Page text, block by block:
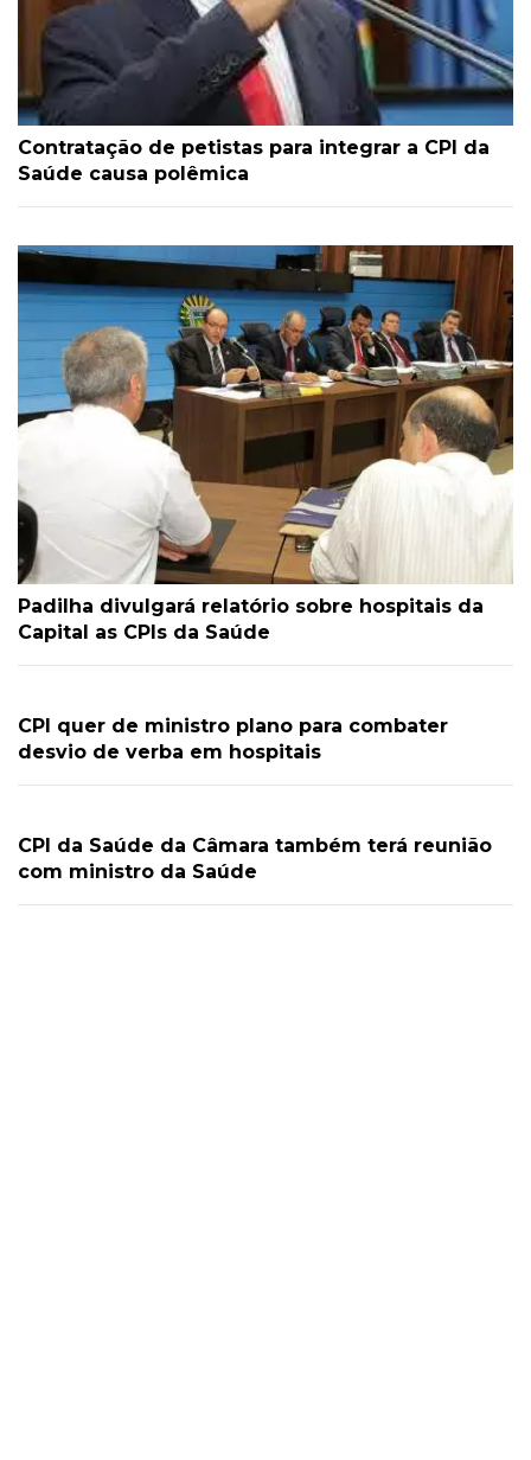
Contratação de petistas para integrar a CPI da
Saúde causa polêmica
Padilha divulgará relatório sobre hospitais da
Capital as CPIs da Saúde
CPI quer de ministro plano para combater
desvio de verba em hospitais
CPI da Saúde da Câmara também terá reunião
com ministro da Saúde